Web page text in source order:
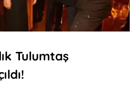
Tulumtaş